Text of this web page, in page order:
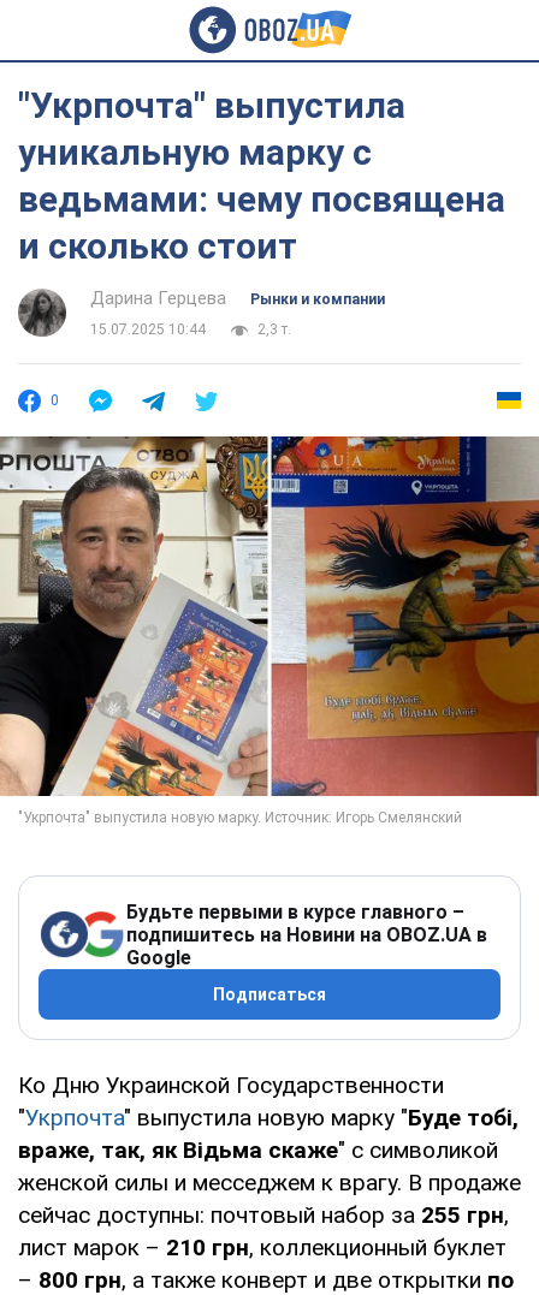
"Укрпочта" выпустила
уникальную марку с
ведьмами: чему посвящена
и сколько стоит
Дарина Герцева
Рынки и компании
15.07.2025 10:44
2,3 т.
0
Будьте первыми в курсе главного –
подпишитесь на Новини на OBOZ.UA в
Google
Подписаться
Ко Дню Украинской Государственности
"Укрпочта" выпустила новую марку "Буде тобі,
враже, так, як Відьма скаже" с символикой
женской силы и месседжем к врагу. В продаже
сейчас доступны: почтовый набор за 255 грн,
лист марок – 210 грн, коллекционный буклет
– 800 грн, а также конверт и две открытки по